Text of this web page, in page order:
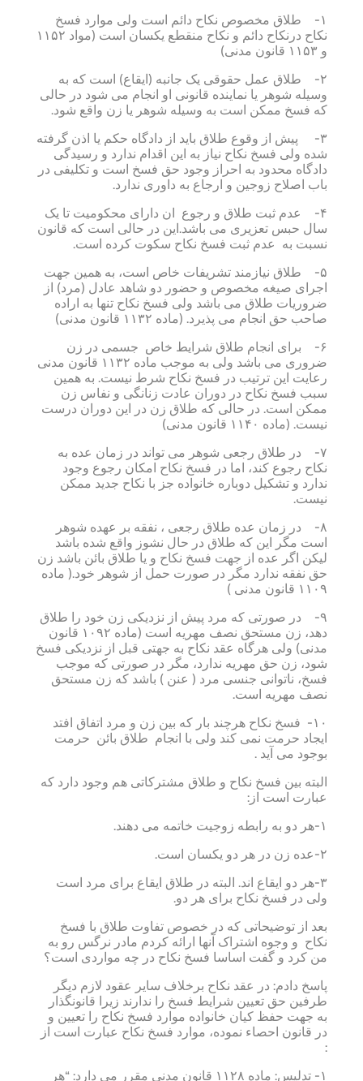
۱- طلاق مخصوص نکاح دائم است ولی موارد فسخ
نکاح درنکاح دائم و نکاح منقطع یکسان است (مواد ۱۱۵۲
و ۱۱۵۳ قانون مدنی)
۲- طلاق عمل حقوقی یک جانبه (ایقاع) است که به
وسیله شوهر یا نماینده قانونی او انجام می شود در حالی
که فسخ ممکن است به وسیله شوهر یا زن واقع شود.
۳- پیش از وقوع طلاق باید از دادگاه حکم یا اذن گرفته
شده ولی فسخ نکاح نیاز به این اقدام ندارد و رسیدگی
دادگاه محدود به احراز وجود حق فسخ است و تکلیفی در
باب اصلاح زوجین و ارجاع به داوری ندارد.
۴- عدم ثبت طلاق و رجوع ان دارای محکومیت تا یک
سال حبس تعزیری می باشد.این در حالی است که قانون
نسبت به عدم ثبت فسخ نکاح سکوت کرده است.
۵- طلاق نیازمند تشریفات خاص است، به همین جهت
اجرای صیغه مخصوص و حضور دو شاهد عادل (مرد) از
ضروریات طلاق می باشد ولی فسخ نکاح تنها به اراده
صاحب حق انجام می پذیرد. (ماده ۱۱۳۲ قانون مدنی)
۶- برای انجام طلاق شرایط خاص جسمی در زن
ضروری می باشد ولی به موجب ماده ۱۱۳۲ قانون مدنی
رعایت این ترتیب در فسخ نکاح شرط نیست. به همین
سبب فسخ نکاح در دوران عادت زنانگی و نفاس زن
ممکن است. در حالی که طلاق زن در این دوران درست
نیست. (ماده ۱۱۴۰ قانون مدنی)
۷- در طلاق رجعی شوهر می تواند در زمان عده به
نکاح رجوع کند، اما در فسخ نکاح امکان رجوع وجود
ندارد و تشکیل دوباره خانواده جز با نکاح جدید ممکن
نیست.
۸- در زمان عده طلاق رجعی ، نفقه بر عهده شوهر
است مگر این که طلاق در حال نشوز واقع شده باشد
لیکن اگر عده از جهت فسخ نکاح و یا طلاق بائن باشد زن
حق نفقه ندارد مگر در صورت حمل از شوهر خود.( ماده
۱۱۰۹ قانون مدنی )
۹- در صورتی که مرد پیش از نزدیکی زن خود را طلاق
دهد، زن مستحق نصف مهریه است (ماده ۱۰۹۲ قانون
مدنی) ولی هرگاه عقد نکاح به جهتی قبل از نزدیکی فسخ
شود، زن حق مهریه ندارد، مگر در صورتی که موجب
فسخ، ناتوانی جنسی مرد ( عنن ) باشد که زن مستحق
نصف مهریه است.
۱۰- فسخ نکاح هرچند بار که بین زن و مرد اتفاق افتد
ایجاد حرمت نمی کند ولی با انجام طلاق بائن حرمت
بوجود می آید .
البته بین فسخ نکاح و طلاق مشترکاتی هم وجود دارد که
عبارت است از:
۱-هر دو به رابطه زوجیت خاتمه می دهند.
۲-عده زن در هر دو یکسان است.
۳-هر دو ایقاع اند. البته در طلاق ایقاع برای مرد است
ولی در فسخ نکاح برای هر دو.
بعد از توضیحاتی که در خصوص تفاوت طلاق با فسخ
نکاح و وجوه اشتراک آنها ارائه کردم مادر نرگس رو به
من کرد و گفت اساسا فسخ نکاح در چه مواردی است؟
پاسخ دادم: در عقد نکاح برخلاف سایر عقود لازم دیگر
طرفین حق تعیین شرایط فسخ را ندارند زیرا قانونگذار
به جهت حفظ کیان خانواده موارد فسخ نکاح را تعیین و
در قانون احصاء نموده، موارد فسخ نکاح عبارت است از
:
۱- تدلیس: ماده ۱۱۲۸ قانون مدنی مقرر می دارد: “هر